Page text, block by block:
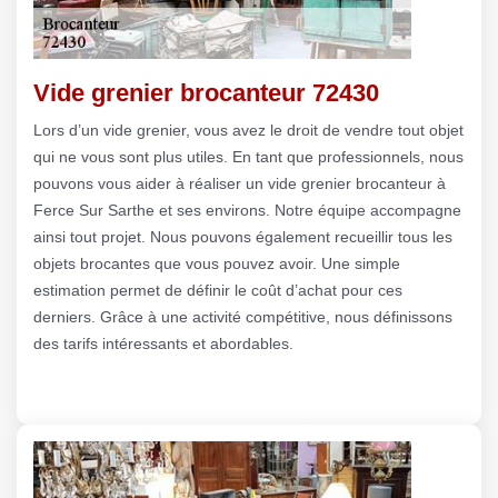
Vide grenier brocanteur 72430
Lors d’un vide grenier, vous avez le droit de vendre tout objet
qui ne vous sont plus utiles. En tant que professionnels, nous
pouvons vous aider à réaliser un vide grenier brocanteur à
Ferce Sur Sarthe et ses environs. Notre équipe accompagne
ainsi tout projet. Nous pouvons également recueillir tous les
objets brocantes que vous pouvez avoir. Une simple
estimation permet de définir le coût d’achat pour ces
derniers. Grâce à une activité compétitive, nous définissons
des tarifs intéressants et abordables.